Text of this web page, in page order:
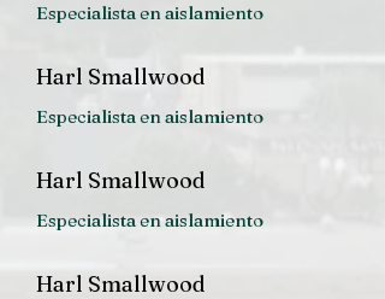
Especialista en aislamiento
Harl Smallwood
Especialista en aislamiento
Harl Smallwood
Especialista en aislamiento
Harl Smallwood